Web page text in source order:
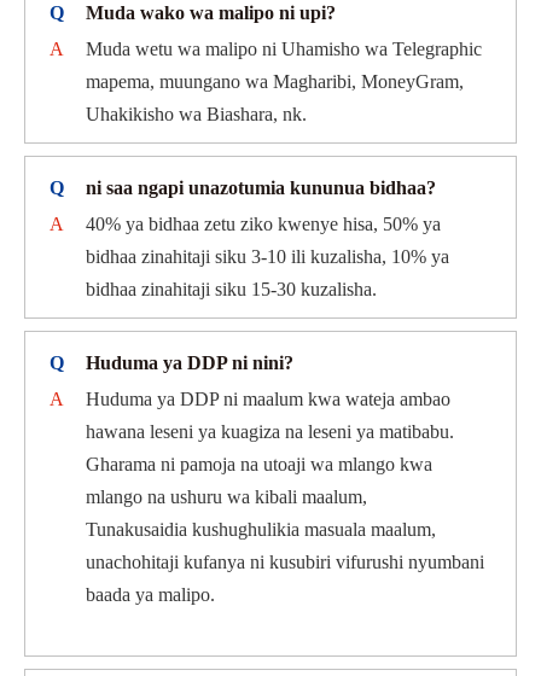
Q
Muda wako wa malipo ni upi?
A
Muda wetu wa malipo ni Uhamisho wa Telegraphic
mapema, muungano wa Magharibi, MoneyGram,
Uhakikisho wa Biashara, nk.
Q
ni saa ngapi unazotumia kununua bidhaa?
A
40% ya bidhaa zetu ziko kwenye hisa, 50% ya
bidhaa zinahitaji siku 3-10 ili kuzalisha, 10% ya
bidhaa zinahitaji siku 15-30 kuzalisha.
Q
Huduma ya DDP ni nini?
A
Huduma ya DDP ni maalum kwa wateja ambao
hawana leseni ya kuagiza na leseni ya matibabu.
Gharama ni pamoja na utoaji wa mlango kwa
mlango na ushuru wa kibali maalum,
Tunakusaidia kushughulikia masuala maalum,
unachohitaji kufanya ni kusubiri vifurushi nyumbani
baada ya malipo.